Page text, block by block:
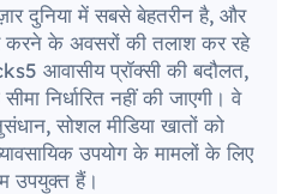
दुनिया में सबसे बेहतरीन है, और
करने के अवसरों की तलाश कर रहे
आवासीय प्रॉक्सी की बदौलत,
निर्धारित नहीं की जाएगी। वे
सोशल मीडिया खातों को
उपयोग के मामलों के लिए
उपयुक्त हैं।